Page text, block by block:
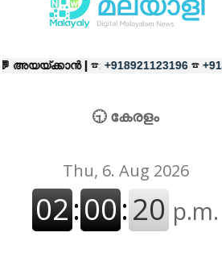
| ☎: +918921123196 ☎ +918606657037
🕤 കേരളം